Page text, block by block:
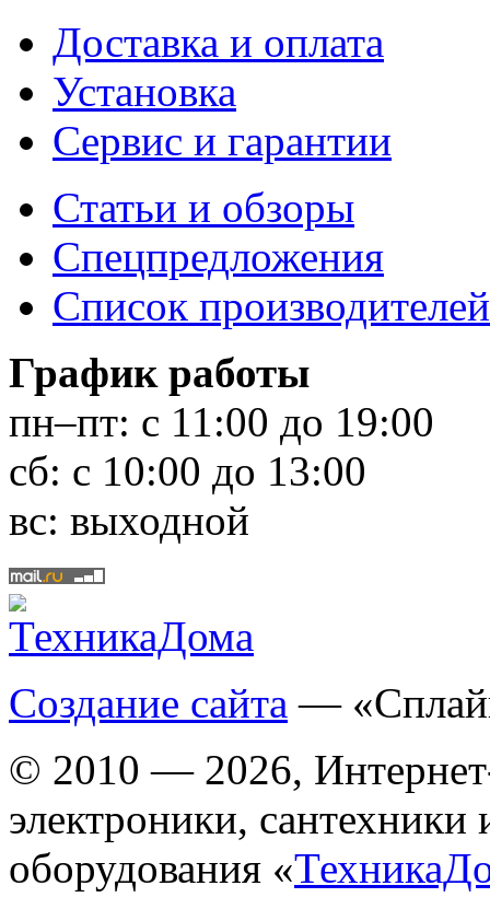
Доставка и оплата
Установка
Сервис и гарантии
Статьи и обзоры
Спецпредложения
Список производителей
График работы
пн–пт: с 11:00 до 19:00
сб: с 10:00 до 13:00
вс: выходной
Создание сайта —
© 2010 — 2026,
электроники, сантехники
оборудования «